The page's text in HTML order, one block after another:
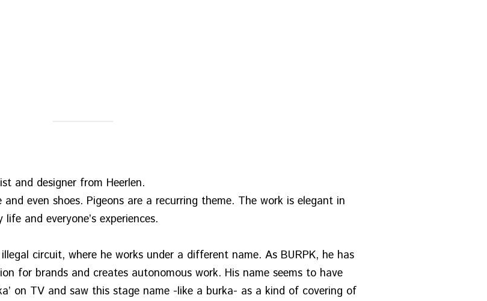
and designer from Heerlen.
even shoes. Pigeons are a recurring theme. The work is elegant in
and everyone’s experiences.
circuit, where he works under a different name. As BURPK, he has
for brands and creates autonomous work. His name seems to have
on TV and saw this stage name -like a burka- as a kind of covering of